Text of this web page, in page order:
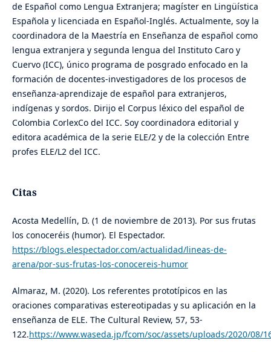
de Español como Lengua Extranjera; magíster en Lingüística
Española y licenciada en Español-Inglés. Actualmente, soy la
coordinadora de la Maestría en Enseñanza de español como
lengua extranjera y segunda lengua del Instituto Caro y
Cuervo (ICC), único programa de posgrado enfocado en la
formación de docentes-investigadores de los procesos de
enseñanza-aprendizaje de español para extranjeros,
indígenas y sordos. Dirijo el Corpus léxico del español de
Colombia CorlexCo del ICC. Soy coordinadora editorial y
editora académica de la serie ELE/2 y de la colección Entre
profes ELE/L2 del ICC.
Citas
Acosta Medellín, D. (1 de noviembre de 2013). Por sus frutas
los conoceréis (humor). El Espectador.
https://blogs.elespectador.com/actualidad/lineas-de-
arena/por-sus-frutas-los-conocereis-humor
Almaraz, M. (2020). Los referentes prototípicos en las
oraciones comparativas estereotipadas y su aplicación en la
enseñanza de ELE. The Cultural Review, 57, 53-
122.https://www.waseda.jp/fcom/soc/assets/uploads/2020/08/